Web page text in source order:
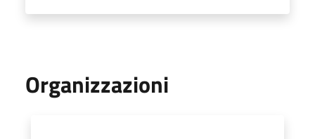
Organizzazioni